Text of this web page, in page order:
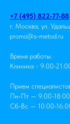
+7 (495) 822-77-88
г. Москва, ул.
promo@s-metod.ru
Время работы:
Клиника - 9:00-
Прием
Пн-Пт — 9:00-18:00
Сб-Вс — 10:00-